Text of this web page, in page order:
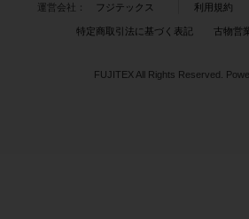
運営会社： フジテックス 利用規約
特定商取引法に基づく表記 古物営
FUJITEX All Rights Reserved.